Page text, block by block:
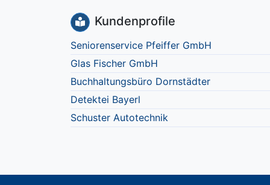
Kundenprofile
Seniorenservice Pfeiffer GmbH
Glas Fischer GmbH
Buchhaltungsbüro Dornstädter
Detektei Bayerl
Schuster Autotechnik